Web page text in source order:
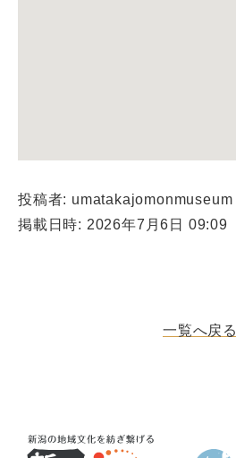
投稿者: umatakajomonmuseum
掲載日時: 2026年7月6日 09:09
一覧へ戻る